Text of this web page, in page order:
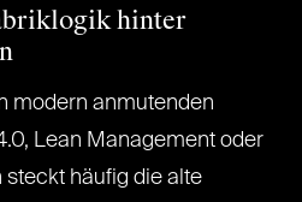
hinter
modern anmutenden
Lean Management oder
steckt häufig die alte